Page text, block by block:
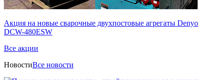
Акция на новые сварочные двухпостовые агрегаты Denyo
DCW-480ESW
Все акции
НовостиВсе новости